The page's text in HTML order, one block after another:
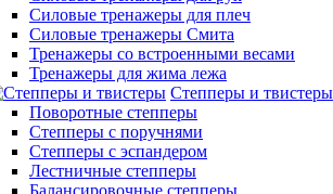
Силовые тренажеры для плеч
Силовые тренажеры Смита
Тренажеры со встроенными весами
Тренажеры для жима лежа
Степперы и твистеры
Поворотные степперы
Степперы с поручнями
Степперы с эспандером
Лестничные степперы
Балансировочные степперы